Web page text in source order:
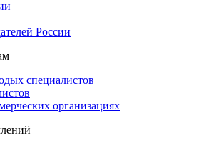
России
специалистов
организациях